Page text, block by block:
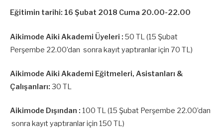
Eğitimin tarihi: 16 Şubat 2018 Cuma 20.00-22.00
Aikimode Aiki Akademi Üyeleri : 50 TL (15 Şubat
Perşembe 22.00’dan sonra kayıt yaptıranlar için 70 TL)
Aikimode Aiki Akademi Eğitmeleri, Asistanları &
Çalışanları: 30 TL
Aikimode Dışından : 100 TL (15 Şubat Perşembe 22.00’dan
sonra kayıt yaptıranlar için 150 TL)